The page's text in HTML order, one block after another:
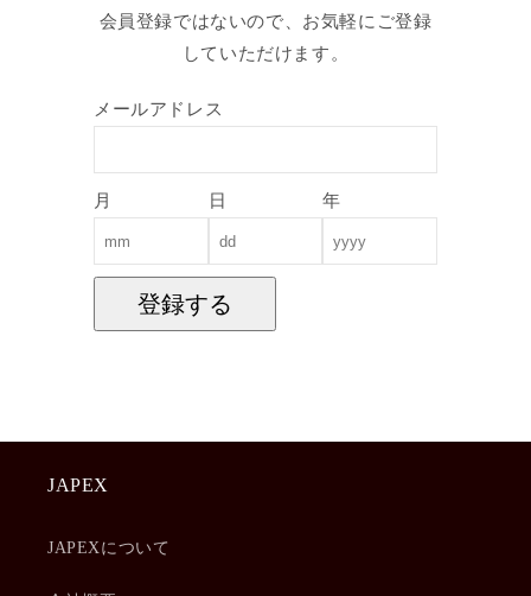
会員登録ではないので、お気軽にご登録
していただけます。
メールアドレス
月 日 年
登録する
JAPEX
JAPEXについて